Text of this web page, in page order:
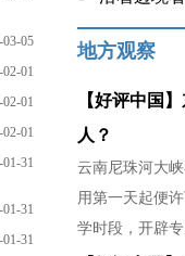
03-05
02-01
02-01
02-01
01-31
01-31
01-31
地方观察
【好评中国
人？
云南尼珠河大
用第一天起便
学时段，开辟